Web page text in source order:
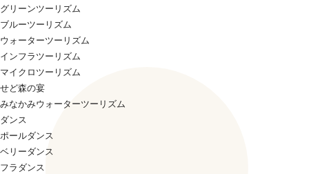
グリーンツーリズム
ブルーツーリズム
ウォーターツーリズム
インフラツーリズム
マイクロツーリズム
せど森の宴
みなかみウォーターツーリズム
ダンス
ポールダンス
ベリーダンス
フラダンス